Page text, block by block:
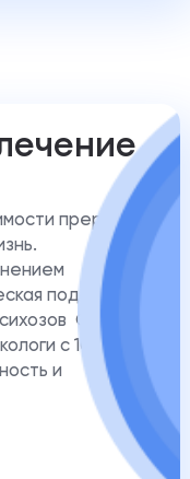
прерывать
поддержка
Опытные
с 10-
и